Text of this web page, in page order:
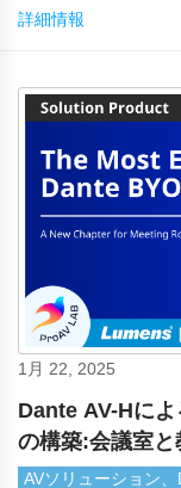
ションまで、
詳細情報
1月 22, 2025
Dante AV-Hに
の構築:会議室
AVソリューション